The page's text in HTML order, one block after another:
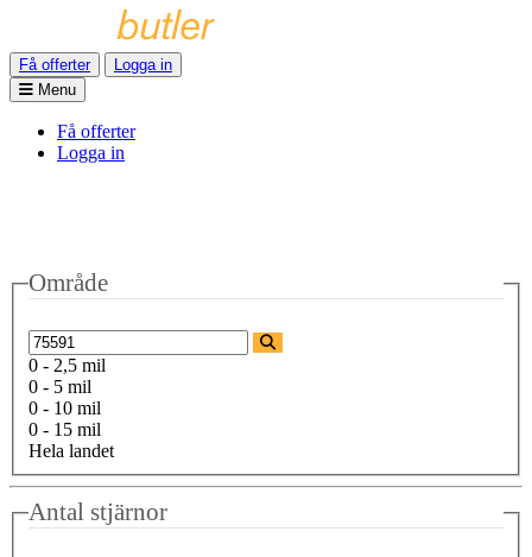
Få offerter
Logga in
Menu
Få offerter
Logga in
Område
0 - 2,5 mil
0 - 5 mil
0 - 10 mil
0 - 15 mil
Hela landet
Antal stjärnor